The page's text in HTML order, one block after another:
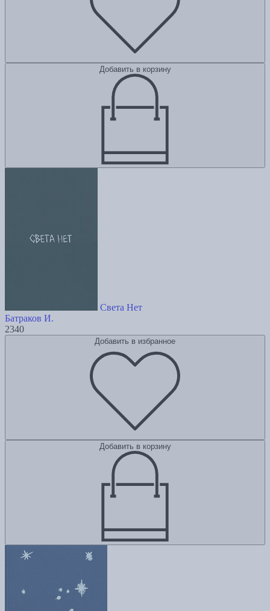
Добавить в корзину
Света Нет
Батраков И.
2340
Добавить в избранное
Добавить в корзину